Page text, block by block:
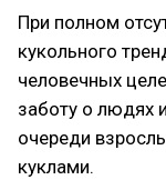
При полном
кукольного
человечных
заботу о людях
очереди
куклами.